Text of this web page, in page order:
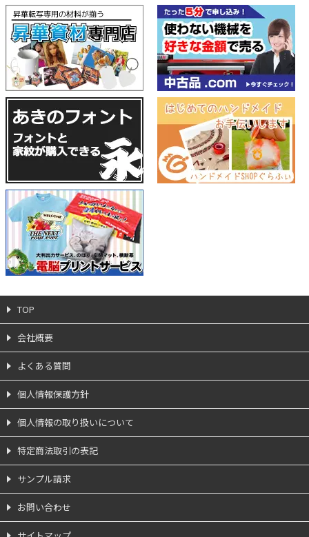
TOP
会社概要
よくある質問
個人情報保護方針
個人情報の取り扱いについて
特定商法取引の表記
サンプル請求
お問い合わせ